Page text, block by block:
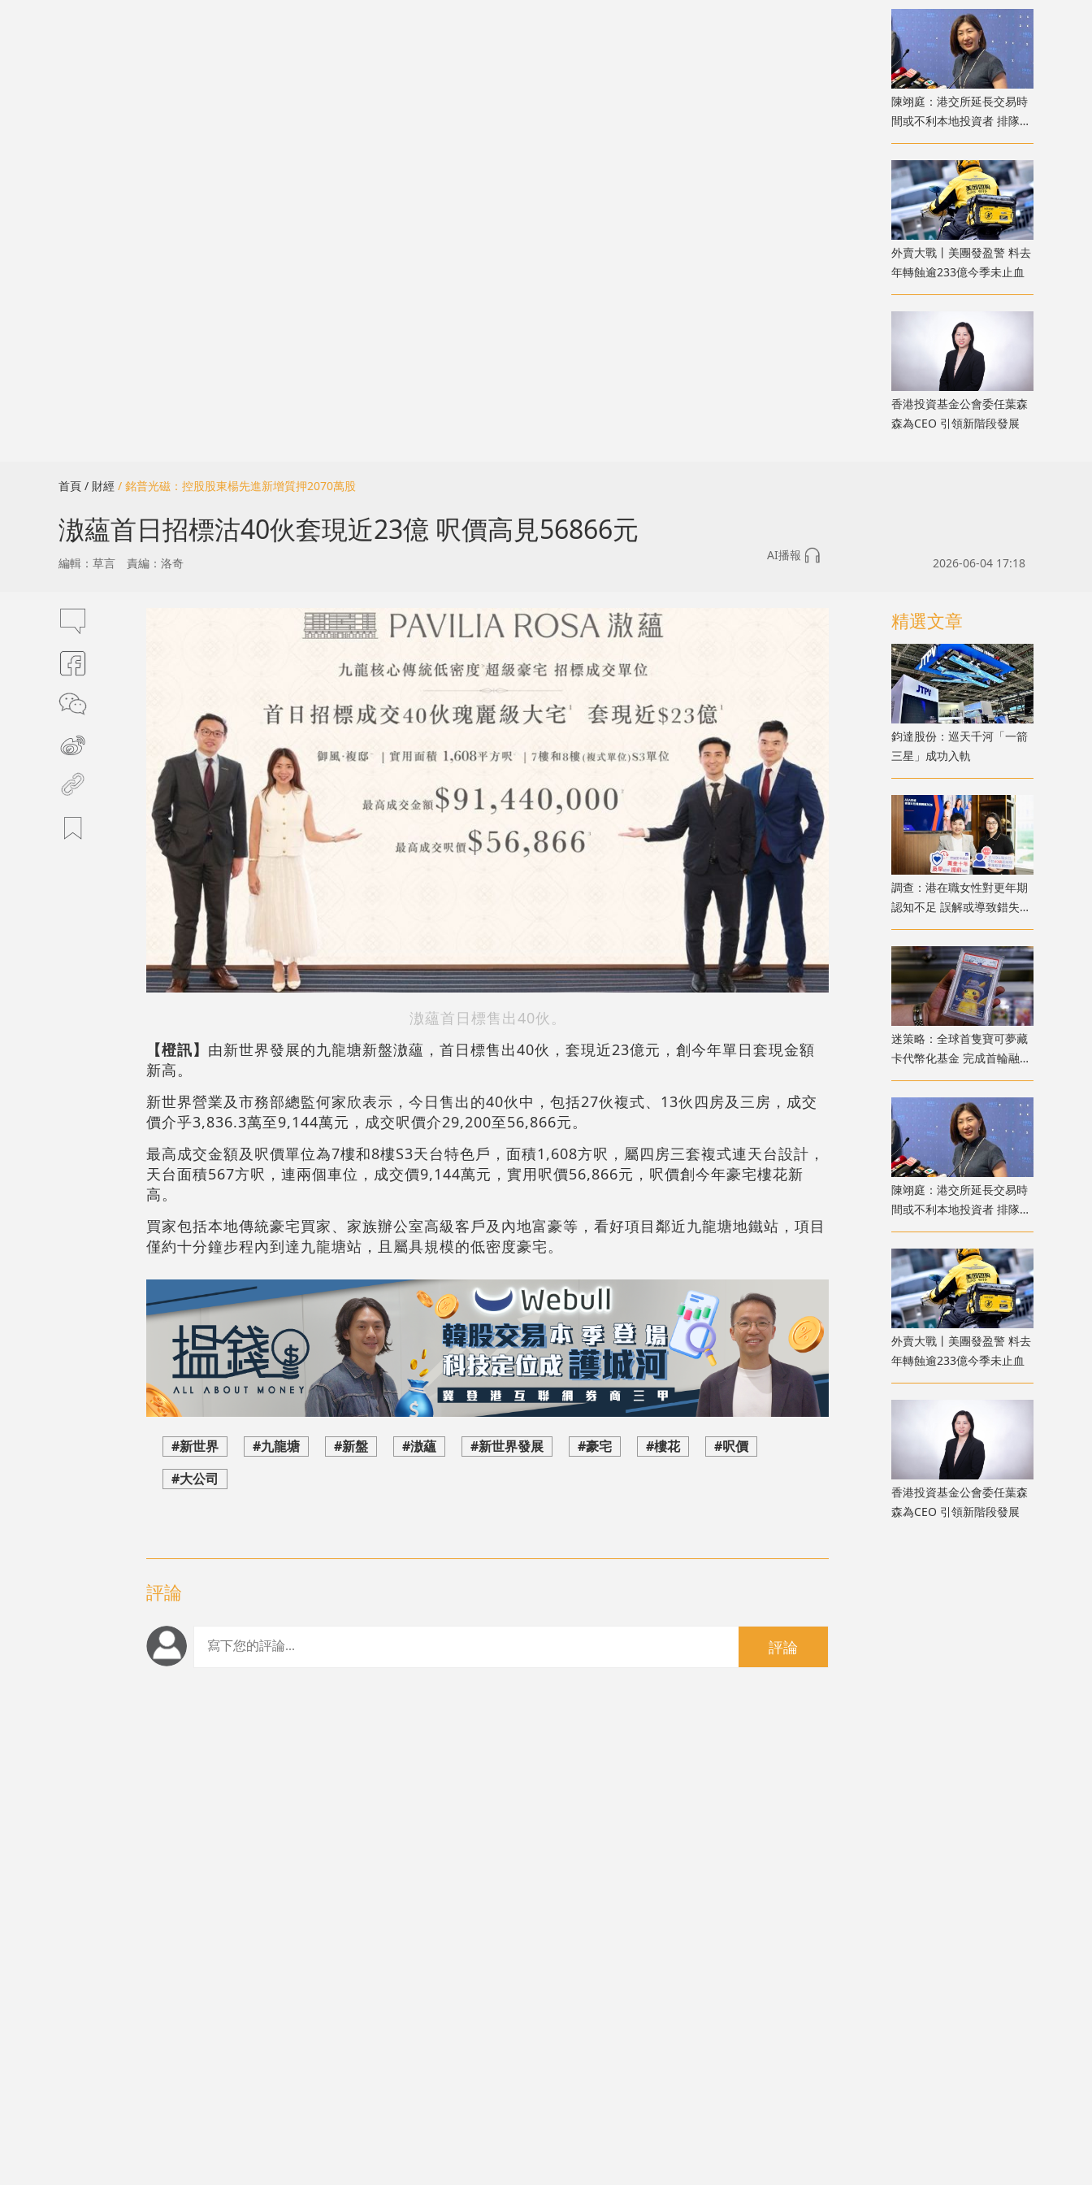
陳翊庭：港交所延長交易時
間或不利本地投資者 排隊上
市公司數量創新高
外賣大戰丨美團發盈警 料去
年轉蝕逾233億今季未止血
香港投資基金公會委任葉森
森為CEO 引領新階段發展
首頁 / 財經 / 銘普光磁：控股股東楊先進新增質押2070萬股
滶蘊首日招標沽40伙套現近23億 呎價高見56866元
AI播報
編輯：草言 責編：洛奇 2026-06-04 17:18
滶蘊首日標售出40伙。
【橙訊】 由新世界發展的九龍塘新盤滶蘊，首日標售出40伙，套現近23億元，創今年單日套現金額
新高。
新世界營業及市務部總監何家欣表示，今日售出的40伙中，包括27伙複式、13伙四房及三房，成交
價介乎3,836.3萬至9,144萬元，成交呎價介29,200至56,866元。
最高成交金額及呎價單位為7樓和8樓S3天台特色戶，面積1,608方呎，屬四房三套複式連天台設計，
天台面積567方呎，連兩個車位，成交價9,144萬元，實用呎價56,866元，呎價創今年豪宅樓花新
高。
買家包括本地傳統豪宅買家、家族辦公室高級客戶及內地富豪等，看好項目鄰近九龍塘地鐵站，項目
僅約十分鐘步程內到達九龍塘站，且屬具規模的低密度豪宅。
#新世界 #九龍塘 #新盤 #滶蘊 #新世界發展 #豪宅 #樓花
#呎價
#大公司
評論
評論
精選文章
鈞達股份：巡天千河「一箭
三星」成功入軌
調查：港在職女性對更年期
認知不足 誤解或導致錯失
「黃金預防期」
迷策略：全球首隻寶可夢藏
卡代幣化基金 完成首輪融資
兼獲超購
陳翊庭：港交所延長交易時
間或不利本地投資者 排隊上
市公司數量創新高
外賣大戰丨美團發盈警 料去
年轉蝕逾233億今季未止血
香港投資基金公會委任葉森
森為CEO 引領新階段發展